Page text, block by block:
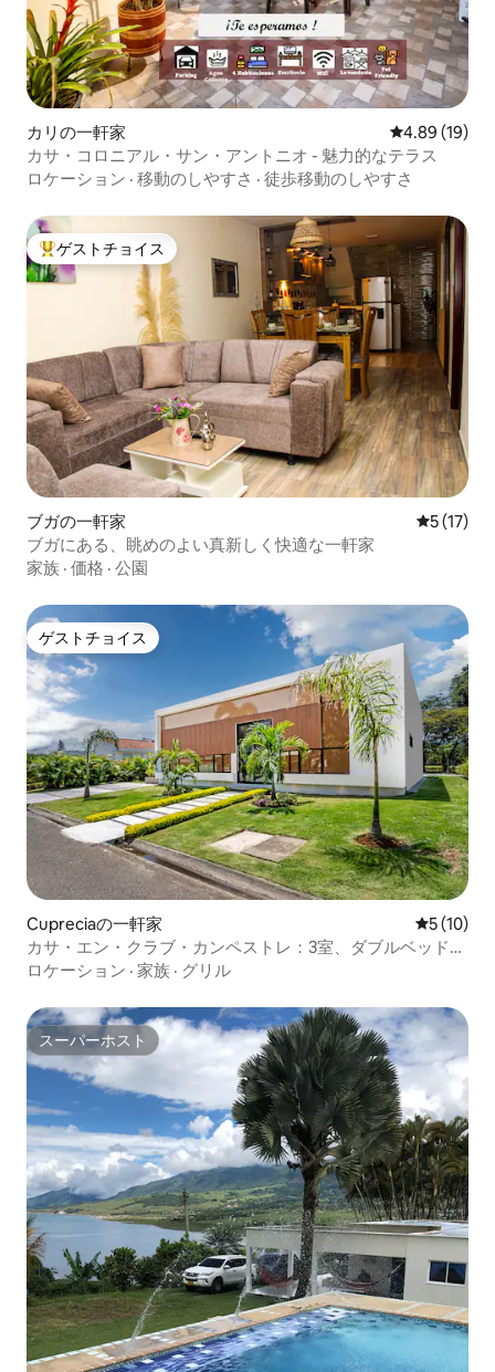
カリの一軒家 レビュー19
4.89 (19)
カサ・コロニアル・サン・アントニオ - 魅力的なテラス
ロケーション · 移動のしやすさ · 徒歩移動のしやすさ
大好評のゲストチョイスです。
ゲストチョイス
ブガの一軒家 レビュー
5 (17)
ブガにある、眺めのよい真新しく快適な一軒家
家族 · 価格 · 公園
ゲストチョイス
ゲストチョイス
Cupreciaの一軒家 レビュー
5 (10)
カサ・エン・クラブ・カンペストレ：3室、ダブルベッド2
室、キングベッド1室、シャワールーム
ロケーション · 家族 · グリル
スーパーホスト
スーパーホスト